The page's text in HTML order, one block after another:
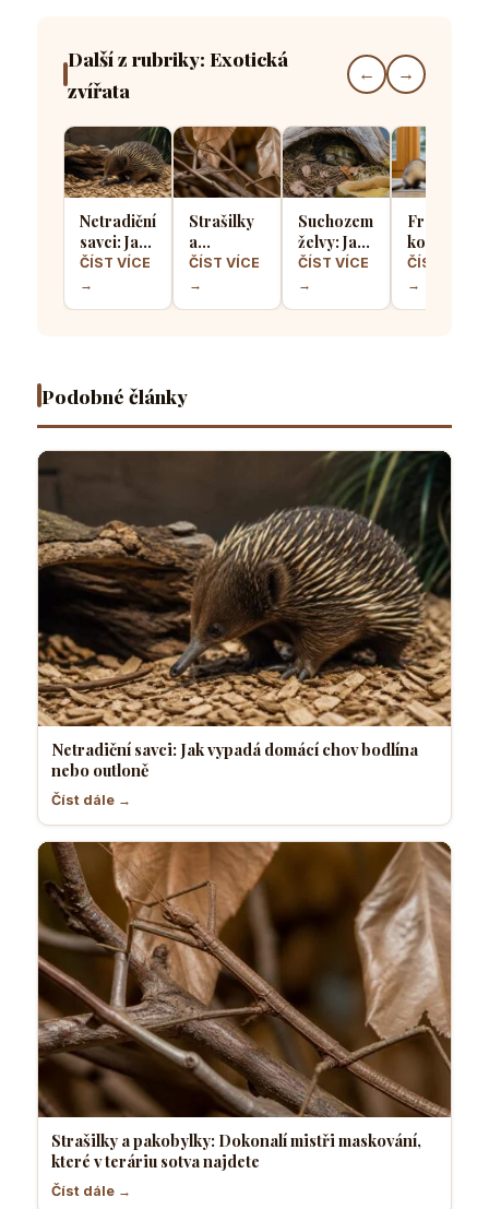
Další z rubriky: Exotická
zvířata
← →
Netradiční
savci: Jak
vypadá
domácí
chov
ČÍST VÍCE
→
Strašilky
a
pakobylky:
Dokonalí
mistři
ČÍST VÍCE
→
Suchozemské
želvy: Jak
jim
správně
nasimulovat
ČÍST VÍCE
→
Fretka vs.
kočka: V
čem se liší
chov
těchto
ČÍST VÍCE
→
Podobné články
Netradiční savci: Jak vypadá domácí chov bodlína
nebo outloně
Číst dále →
Strašilky a pakobylky: Dokonalí mistři maskování,
které v teráriu sotva najdete
Číst dále →